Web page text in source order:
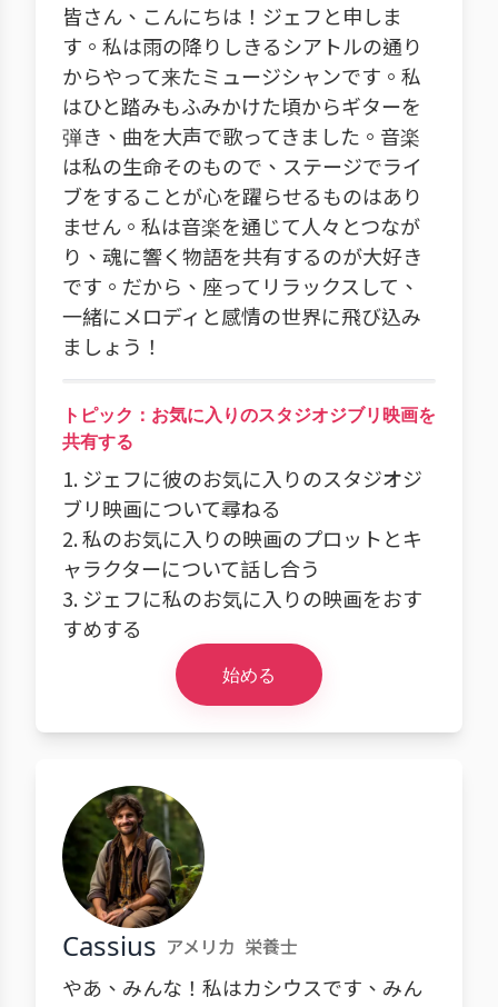
皆さん、こんにちは！ジェフと申しま
す。私は雨の降りしきるシアトルの通り
からやって来たミュージシャンです。私
はひと踏みもふみかけた頃からギターを
弾き、曲を大声で歌ってきました。音楽
は私の生命そのもので、ステージでライ
ブをすることが心を躍らせるものはあり
ません。私は音楽を通じて人々とつなが
り、魂に響く物語を共有するのが大好き
です。だから、座ってリラックスして、
一緒にメロディと感情の世界に飛び込み
ましょう！
トピック：お気に入りのスタジオジブリ映画を
共有する
1. ジェフに彼のお気に入りのスタジオジ
ブリ映画について尋ねる
2. 私のお気に入りの映画のプロットとキ
ャラクターについて話し合う
3. ジェフに私のお気に入りの映画をおす
すめする
始める
Cassius アメリカ 栄養士
やあ、みんな！私はカシウスです、みん